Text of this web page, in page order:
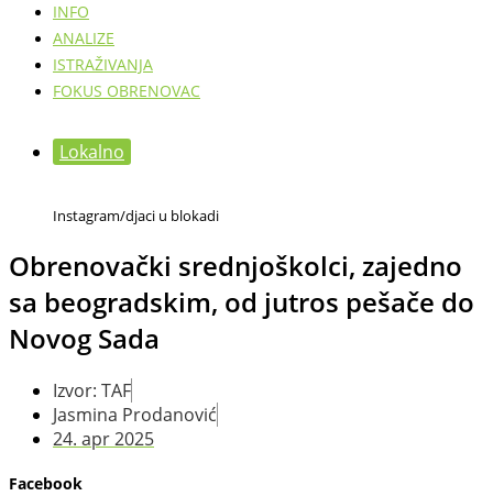
INFO
ANALIZE
ISTRAŽIVANJA
FOKUS OBRENOVAC
Lokalno
Instagram/djaci u blokadi
Obrenovački srednjoškolci, zajedno
sa beogradskim, od jutros pešače do
Novog Sada
Izvor: TAF
Jasmina Prodanović
24. apr 2025
Facebook